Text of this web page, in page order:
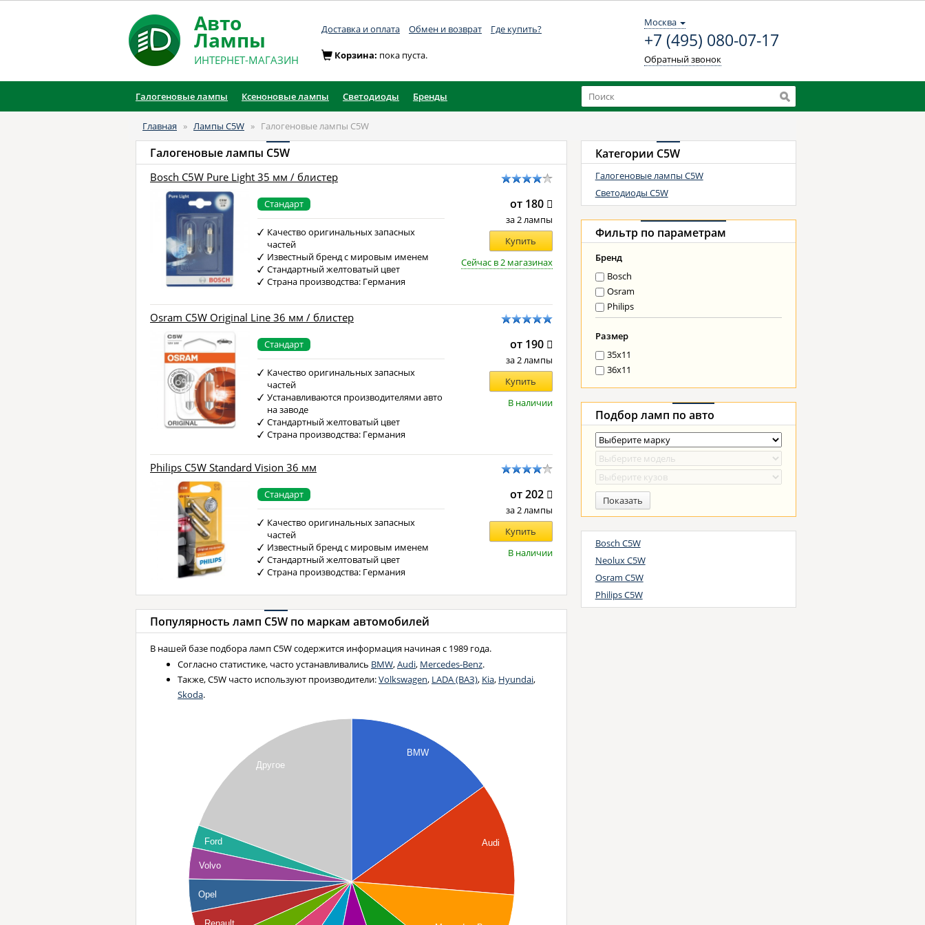
Авто
Лампы
ИНТЕРНЕТ-МАГАЗИН
Доставка и оплата Обмен и возврат Где купить?
Москва
+7 (495) 080-07-17
Обратный звонок
Корзина: пока пуста.
Галогеновые лампы Ксеноновые лампы Светодиоды Бренды
Главная » Лампы C5W » Галогеновые лампы C5W
Галогеновые лампы C5W
Bosch C5W Pure Light 35 мм / блистер
Стандарт
Качество оригинальных запасных
частей
Известный бренд с мировым именем
Стандартный желтоватый цвет
Страна производства: Германия
от 180
за 2 лампы
Купить
Сейчас в 2 магазинах
Osram C5W Original Line 36 мм / блистер
Стандарт
Качество оригинальных запасных
частей
Устанавливаются производителями авто
на заводе
Стандартный желтоватый цвет
Страна производства: Германия
от 190
за 2 лампы
Купить
В наличии
Philips C5W Standard Vision 36 мм
Стандарт
Качество оригинальных запасных
частей
Известный бренд с мировым именем
Стандартный желтоватый цвет
Страна производства: Германия
от 202
за 2 лампы
Купить
В наличии
Популярность ламп C5W по маркам автомобилей
В нашей базе подбора ламп C5W содержится информация начиная с 1989 года.
Согласно статистике, часто устанавливались BMW,Audi, Mercedes-Benz.
Также, C5W часто используют производители:Volkswagen, LADA (ВАЗ), Kia, Hyundai,
Skoda.
BMW
Audi
Другое
Ford
Volvo
Opel
Категории C5W
Галогеновые лампы C5W
Светодиоды C5W
Фильтр по параметрам
Бренд
Bosch
Osram
Philips
Размер
35x11
36x11
Подбор ламп по авто
Показать
Bosch C5W
Neolux C5W
Osram C5W
Philips C5W